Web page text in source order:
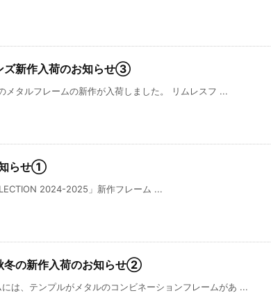
ズ新作入荷のお知らせ③
メタルフレームの新作が入荷しました。 リムレスフ ...
知らせ①
2024-2025」新作フレーム ...
冬の新作入荷のお知らせ②
は、テンプルがメタルのコンビネーションフレームがあ ...